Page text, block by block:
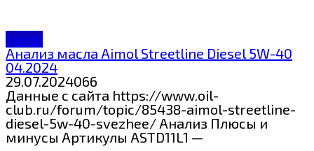
Aimol
Анализ масла Aimol Streetline Diesel 5W-40
04.2024
29.07.2024066
Данные с сайта https://www.oil-
club.ru/forum/topic/85438-aimol-streetline-
diesel-5w-40-svezhee/ Анализ Плюсы и
минусы Артикулы ASTD11L1 —